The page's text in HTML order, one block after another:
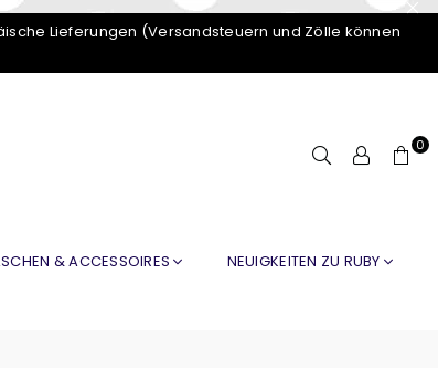
Lieferungen (Versandsteuern und Zölle können
0
& ACCESSOIRES NEUIGKEITEN ZU RUBY